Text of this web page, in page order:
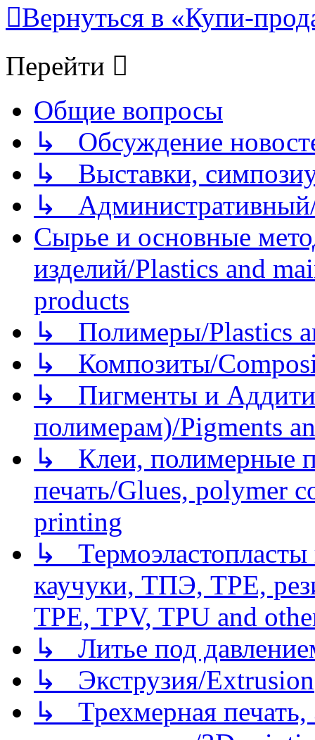
Вернуться в «Купи-
Перейти
Общие вопросы
↳ Обсуждение
↳ Выставки,
↳
Сырье и основные
изделий/Plastics and
products
↳ Полимеры/Plastics
↳ Композиты/
↳ Пигменты и
полимерам)/Pigments
↳ Клеи, полимерные
печать/Glues, polymer
printing
↳
каучуки, ТПЭ, TPE,
TPE, TPV, TPU and
↳ Литье под
↳ Экструзия/Extrusion
↳ Трехмерная